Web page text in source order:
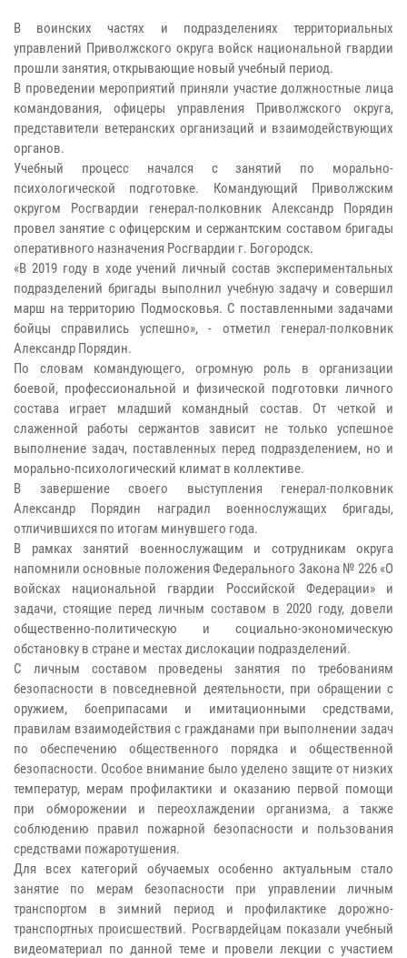
В воинских частях и подразделениях территориальных
управлений Приволжского округа войск национальной гвардии
прошли занятия, открывающие новый учебный период.
В проведении мероприятий приняли участие должностные лица
командования, офицеры управления Приволжского округа,
представители ветеранских организаций и взаимодействующих
органов.
Учебный процесс начался с занятий по морально-
психологической подготовке. Командующий Приволжским
округом Росгвардии генерал-полковник Александр Порядин
провел занятие с офицерским и сержантским составом бригады
оперативного назначения Росгвардии г. Богородск.
«В 2019 году в ходе учений личный состав экспериментальных
подразделений бригады выполнил учебную задачу и совершил
марш на территорию Подмосковья. С поставленными задачами
бойцы справились успешно», - отметил генерал-полковник
Александр Порядин.
По словам командующего, огромную роль в организации
боевой, профессиональной и физической подготовки личного
состава играет младший командный состав. От четкой и
слаженной работы сержантов зависит не только успешное
выполнение задач, поставленных перед подразделением, но и
морально-психологический климат в коллективе.
В завершение своего выступления генерал-полковник
Александр Порядин наградил военнослужащих бригады,
отличившихся по итогам минувшего года.
В рамках занятий военнослужащим и сотрудникам округа
напомнили основные положения Федерального Закона № 226 «О
войсках национальной гвардии Российской Федерации» и
задачи, стоящие перед личным составом в 2020 году, довели
общественно-политическую и социально-экономическую
обстановку в стране и местах дислокации подразделений.
С личным составом проведены занятия по требованиям
безопасности в повседневной деятельности, при обращении с
оружием, боеприпасами и имитационными средствами,
правилам взаимодействия с гражданами при выполнении задач
по обеспечению общественного порядка и общественной
безопасности. Особое внимание было уделено защите от низких
температур, мерам профилактики и оказанию первой помощи
при обморожении и переохлаждении организма, а также
соблюдению правил пожарной безопасности и пользования
средствами пожаротушения.
Для всех категорий обучаемых особенно актуальным стало
занятие по мерам безопасности при управлении личным
транспортом в зимний период и профилактике дорожно-
транспортных происшествий. Росгвардейцам показали учебный
видеоматериал по данной теме и провели лекции с участием